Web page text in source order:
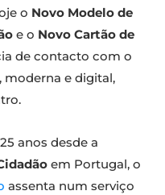
o Novo Modelo de
e o Novo Cartão de
de contacto com o
moderna e digital,
anos desde a
em Portugal, o
assenta num serviço